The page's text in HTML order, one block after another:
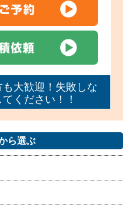
大歓迎！失敗しな
ください！！
ら選ぶ